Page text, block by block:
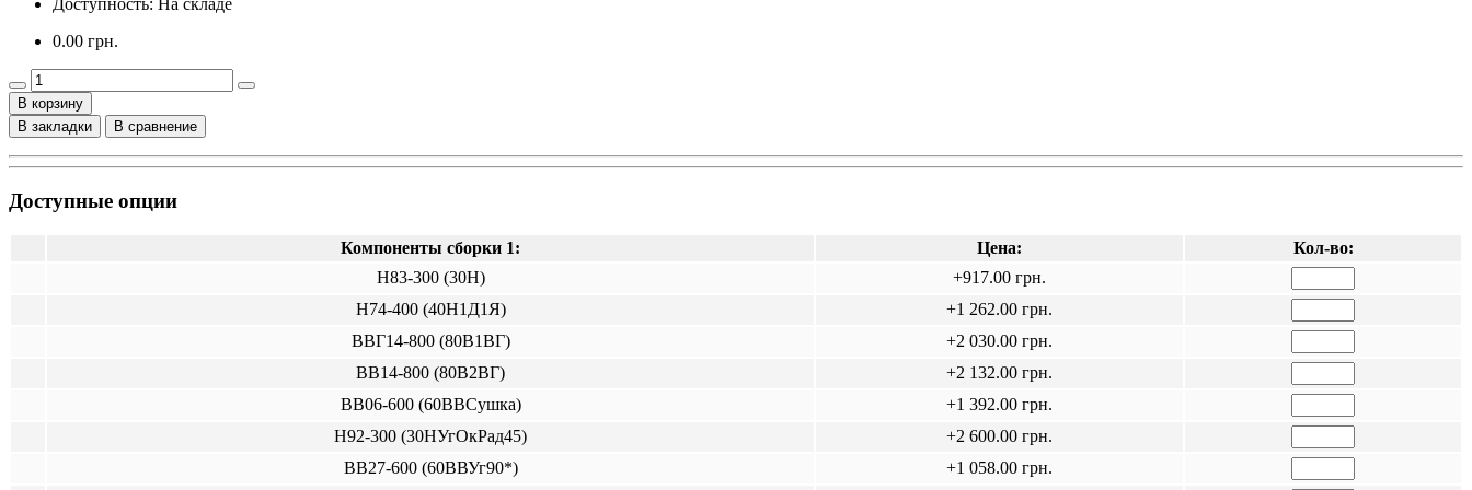
Доступность: На складе
0.00 грн.
В корзину
В закладки
В сравнение
Доступные опции
Компоненты сборки 1: Цена:
Кол-во:
Н83-300 (30Н)
+917.00 грн.
Н74-400 (40Н1Д1Я)
+1 262.00 грн.
ВВГ14-800 (80В1ВГ)
+2 030.00 грн.
ВВ14-800 (80В2ВГ)
+2 132.00 грн.
ВВ06-600 (60ВВСушка)
+1 392.00 грн.
Н92-300 (30НУгОкРад45)
+2 600.00 грн.
ВВ27-600 (60ВВУг90*)
+1 058.00 грн.